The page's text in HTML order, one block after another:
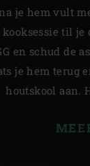
je hem vult
til je
en schud de
je hem terug
houtskool aan.